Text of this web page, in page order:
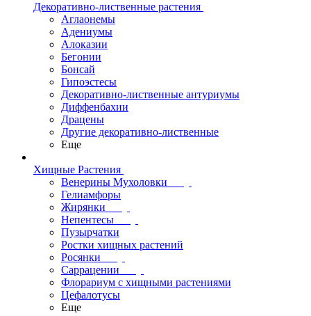
Декоративно-лиственные растения
Аглаонемы
Адениумы
Алоказии
Бегонии
Бонсай
Гипоэстесы
Декоративно-лиственные антуриумы
Диффенбахии
Драцены
Другие декоративно-лиственные
Еще
Хищные Растения
Венерины Мухоловки
Гелиамфоры
Жирянки
Непентесы
Пузырчатки
Ростки хищных растений
Росянки
Саррацении
Флорариум с хищными растениями
Цефалотусы
Еще